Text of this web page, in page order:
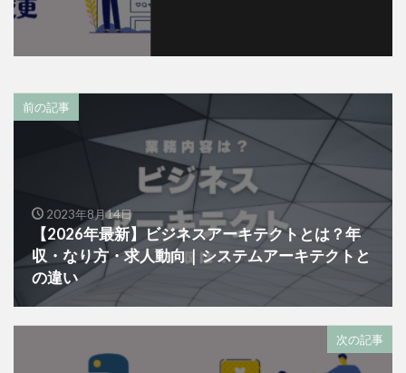
前の記事
2023年8月14日
【2026年最新】ビジネスアーキテクトとは？年
収・なり方・求人動向｜システムアーキテクトと
の違い
次の記事